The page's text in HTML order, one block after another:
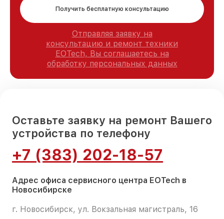
Получить бесплатную консультацию
Отправляя заявку на
консультацию и ремонт техники
EOTech, Вы соглашаетесь на
обработку персональных данных
Оставьте заявку на ремонт Вашего
устройства по телефону
+7 (383) 202-18-57
Адрес офиса сервисного центра EOTech в
Новосибирске
г. Новосибирск, ул. Вокзальная магистраль, 16